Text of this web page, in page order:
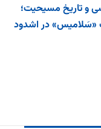
و تاریخ مسیحیت؛
در اشدود